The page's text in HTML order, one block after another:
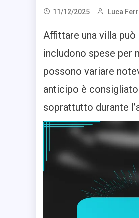
11/12/2025 Luca
Affittare una villa
includono spese per
possono variare
anticipo è
soprattutto durante